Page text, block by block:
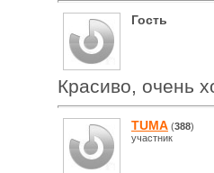
Гость
Красиво, очень
TUMA (388)
участник